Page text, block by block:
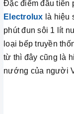
Đặc điểm đầu tiên
Electrolux là hiệu
phút đun sôi 1 lít
loại bếp truyền
từ thì đây cũng là
nướng của người